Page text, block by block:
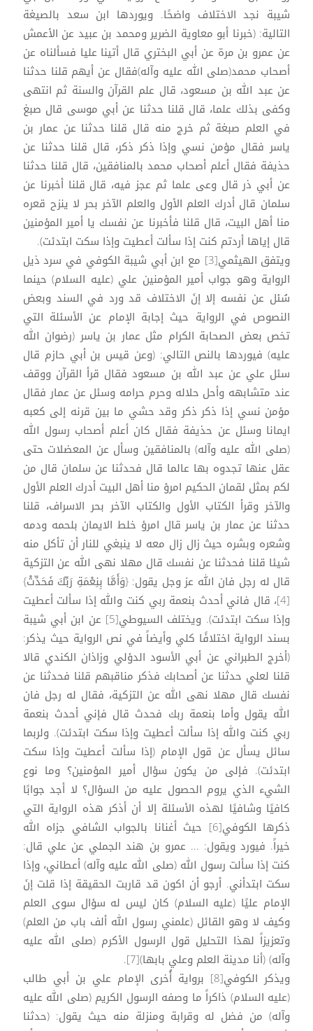
شيبة نجد الاختلاف واضحًا. ويوردها ابن سعد بالصيغة
التالية: (خبرنا أبو معاوية الضرير ومحمد بن عبيد عن الأعمش
عن عمرو بن مرة عن أبي البختري قال أتينا عليا فسألناه عن
أصحاب محمد(صلى الله عليه وآله)فقال عن أيهم قلنا حدثنا
عن عبد الله بن مسعود، قال علم القرآن والسنة ثم انتهى
وكفى بذلك علما، قال قلنا حدثنا عن أبي موسى قال صبغ
في العلم صبغة ثم خرج منه قال قلنا حدثنا عن عمار بن
ياسر فقال مؤمن نسي وإذا ذكر ذكر، قال قلنا حدثنا عن
حذيفة فقال أعلم أصحاب محمد بالمنافقين، قال قلنا حدثنا
عن أبي ذر قال وعى علما ثم عجز فيه، قال قلنا أخبرنا عن
سلمان قال أدرك العلم الأول والعلم الآخر بحر لا ينزح قعره
منا أهل البيت، قال قلنا فأخبرنا عن نفسك يا أمير المؤمنين
قال إياها أردتم كنت إذا سألت أعطيت وإذا سكت ابتدئت).
ويتفق الهيثمي[3] مع ابن أبي شيبة الكوفي في سرد ذيل
الرواية وهو جواب أمير المؤمنين علي (عليه السلام) حينما
سُئل عن نفسه إلا إنَ الاختلاف قد ورد في السند وبعض
النصوص في الرواية حيث إجابة الإمام عن الأسئلة التي
تخص بعض الصحابة الكرام مثل عمار بن ياسر (رضوان الله
عليه) فيوردها بالنص التالي: (وعن قيس بن أبي حازم قال
سئل علي عن عبد الله بن مسعود فقال قرأ القرآن ووقف
عند متشابهه وأحل حلاله وحرم حرامه وسئل عن عمار فقال
مؤمن نسي إذا ذكر ذكر وقد حشي ما بين قرنه إلى كعبه
ايمانا وسئل عن حذيفة فقال كان أعلم أصحاب رسول الله
(صلى الله عليه وآله) بالمنافقين وسأل عن المعضلات حتى
عقل عنها تجدوه بها عالما قال فحدثنا عن سلمان قال من
لكم بمثل لقمان الحكيم امرؤ منا أهل البيت أدرك العلم الأول
والآخر وقرأ الكتاب الأول والكتاب الآخر بحر الاسراف، قلنا
حدثنا عن عمار بن ياسر قال امرؤ خلط الايمان بلحمه ودمه
وشعره وبشره حيث زال زال معه لا ينبغي للنار أن تأكل منه
شيئا قلنا فحدثنا عن نفسك قال مهلا نهى الله عن التزكية
قال له رجل فان الله عز وجل يقول: {وَأَمَّا بِنِعْمَةِ رَبِّكَ فَحَدِّثْ}
[4]، قال فاني أحدث بنعمة ربي كنت والله إذا سألت أعطيت
وإذا سكت ابتدئت). ويختلف السيوطي[5] عن ابن أبي شيبة
بسند الرواية اختلافًا كلي وأيضاً في نص الرواية حيث يذكر:
(أخرج الطبراني عن أبي الأسود الدؤلي وزاذان الكندي قالا
قلنا لعلي حدثنا عن أصحابك فذكر مناقبهم قلنا فحدثنا عن
نفسك قال مهلا نهى الله عن التزكية، فقال له رجل فان
الله يقول وأما بنعمة ربك فحدث قال فإني أحدث بنعمة
ربي كنت والله إذا سألت أعطيت وإذا سكت ابتدئت). ولربما
سائل يسأل عن قول الإمام (إذا سألت أعطيت وإذا سكت
ابتدئت). فإلى من يكون سؤال أمير المؤمنين؟ وما نوع
الشيء الذي يروم الحصول عليه من السؤال؟ لا أجد جوابًا
كافيًا وشافيًا لهذه الأسئلة إلا أن أذكر هذه الرواية التي
ذكرها الكوفي[6] حيث أغنانا بالجواب الشافي جزاه الله
خيراً. فيورد ويقول: ... عمرو بن هند الجملي عن علي قال:
كنت إذا سألت رسول الله (صلى الله عليه وآله) أعطاني، وإذا
سكت ابتدأني. أرجو أن اكون قد قاربت الحقيقة إذا قلت إنَ
الإمام عليًا (عليه السلام) كان ليس له سؤال سوى العلم
وكيف لا وهو القائل (علمني رسول الله ألف باب من العلم)
وتعزيزاً لهذا التحليل قول الرسول الأكرم (صلى الله عليه
وآله) (أنا مدينة العلم وعلي بابها)[7].
ويذكر الكوفي[8] برواية أُخرى الإمام علي بن أبي طالب
(عليه السلام) ذاكراً ما وصفه الرسول الكريم (صلى الله عليه
وآله) من فضل له وقرابة ومنزلة منه حيث يقول: (حدثنا